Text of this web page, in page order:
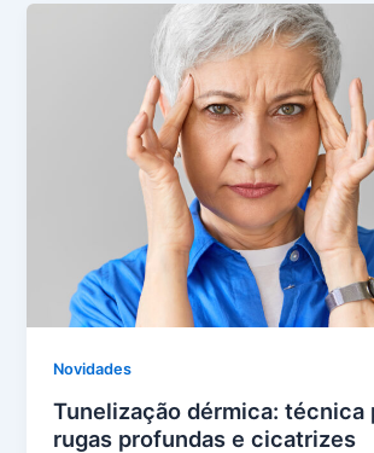
Novidades
Tunelização dérmica: técnica
rugas profundas e cicatrizes